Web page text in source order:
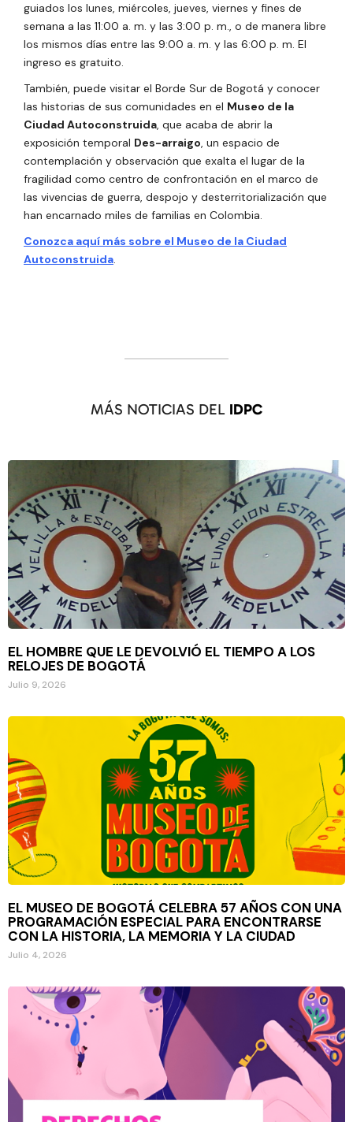
guiados los lunes, miércoles, jueves, viernes y fines de
semana a las 11:00 a. m. y las 3:00 p. m., o de manera libre
los mismos días entre las 9:00 a. m. y las 6:00 p. m. El
ingreso es gratuito.
También, puede visitar el Borde Sur de Bogotá y conocer
las historias de sus comunidades en el Museo de la
Ciudad Autoconstruida, que acaba de abrir la
exposición temporal Des-arraigo, un espacio de
contemplación y observación que exalta el lugar de la
fragilidad como centro de confrontación en el marco de
las vivencias de guerra, despojo y desterritorialización que
han encarnado miles de familias en Colombia.
Conozca aquí más sobre el Museo de la Ciudad
Autoconstruida.
MÁS NOTICIAS DEL IDPC
EL HOMBRE QUE LE DEVOLVIÓ EL TIEMPO A LOS
RELOJES DE BOGOTÁ
Julio 9, 2026
EL MUSEO DE BOGOTÁ CELEBRA 57 AÑOS CON UNA
PROGRAMACIÓN ESPECIAL PARA ENCONTRARSE
CON LA HISTORIA, LA MEMORIA Y LA CIUDAD
Julio 4, 2026